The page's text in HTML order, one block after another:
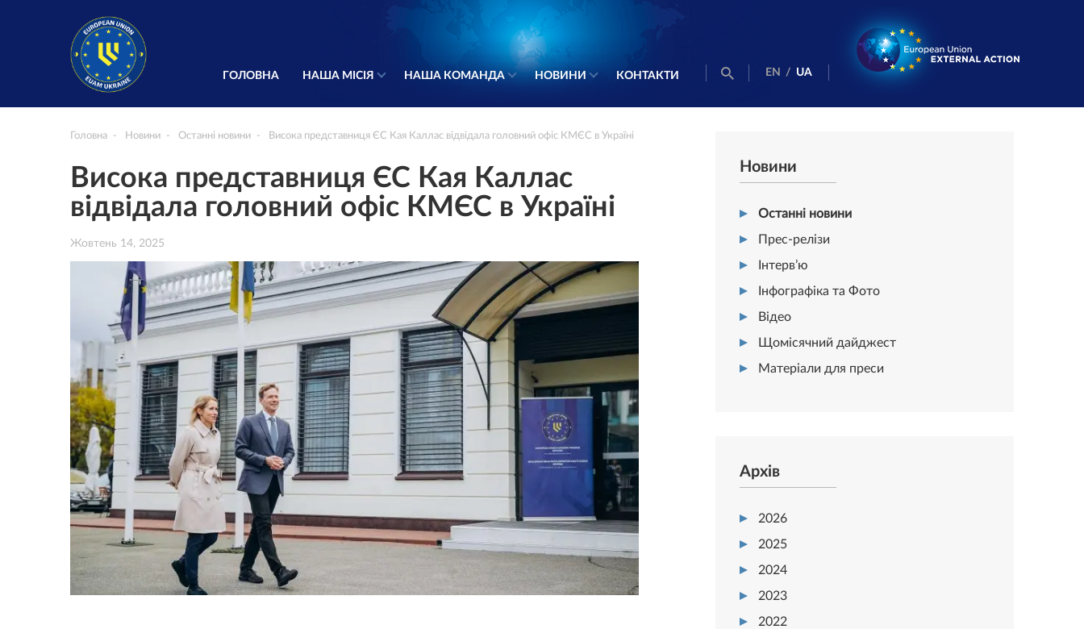
ГОЛОВНА НАША МІСІЯ НАША КОМАНДА НОВИНИ КОНТАКТИ EN / UA
Головна Новини Останні новини Висока представниця ЄС Кая Каллас відвідала головний офіс КМЄС в Україні
Висока представниця ЄС Кая Каллас
відвідала головний офіс КМЄС в Україні
Жовтень 14, 2025
Новини
Останні новини
Прес-релізи
Інтерв’ю
Інфографіка та Фото
Відео
Щомісячний дайджест
Матеріали для преси
Архів
2026
2025
2024
2023
2022